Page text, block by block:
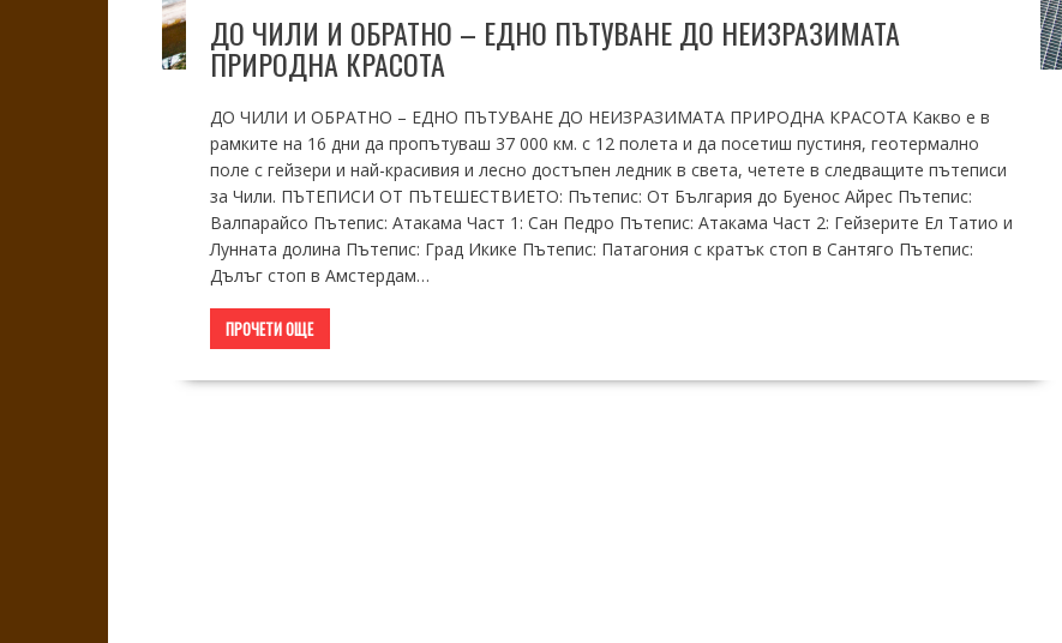
ДО ЧИЛИ И ОБРАТНО – ЕДНО ПЪТУВАНЕ ДО НЕИЗРАЗИМАТА
ПРИРОДНА КРАСОТА
ДО ЧИЛИ И ОБРАТНО – ЕДНО ПЪТУВАНЕ ДО НЕИЗРАЗИМАТА ПРИРОДНА КРАСОТА Какво е в
рамките на 16 дни да пропътуваш 37 000 км. с 12 полета и да посетиш пустиня, геотермално
поле с гейзери и най-красивия и лесно достъпен ледник в света, четете в следващите пътеписи
за Чили. ПЪТЕПИСИ ОТ ПЪТЕШЕСТВИЕТО: Пътепис: От България до Буенос Айрес Пътепис:
Валпарайсо Пътепис: Атакама Част 1: Сан Педро Пътепис: Атакама Част 2: Гейзерите Ел Татио и
Лунната долина Пътепис: Град Икике Пътепис: Патагония с кратък стоп в Сантяго Пътепис:
Дълъг стоп в Амстердам…
ПРОЧЕТИ ОЩЕ